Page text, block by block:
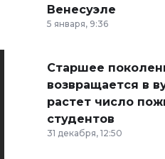
Венесуэле
5 января, 9:36
Старшее
возвращается в
растет число
студентов
31 декабря, 12:50